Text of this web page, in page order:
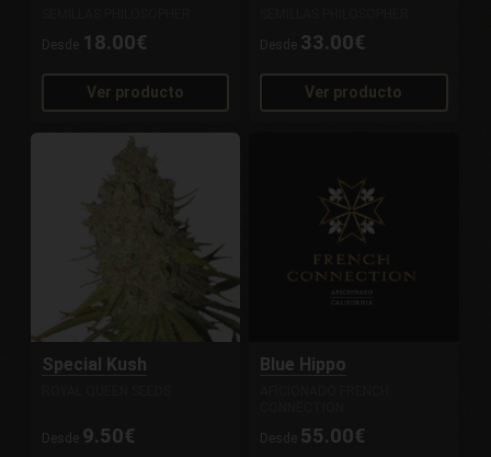
Desde
18.00€
Ver producto
Desde 33.00€
Ver producto
Special Kush
Desde 9.50€
Blue Hippo
Desde 55.00€